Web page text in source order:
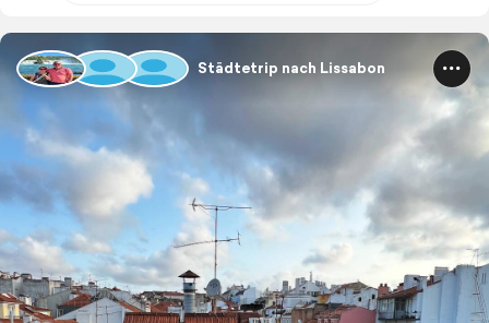
Städtetrip nach Lissabon